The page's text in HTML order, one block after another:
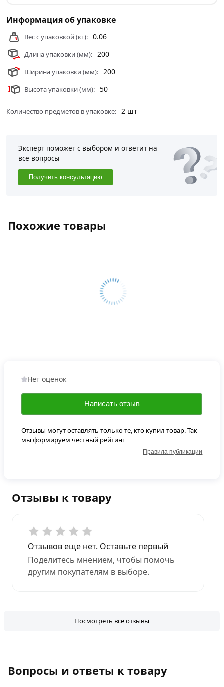
Информация об упаковке
Вес с упаковкой (кг): 0.06
Длина упаковки (мм): 200
Ширина упаковки (мм): 200
Высота упаковки (мм): 50
Количество предметов в упаковке: 2 шт
Эксперт поможет с выбором и ответит на
все вопросы
Получить консультацию
Похожие товары
Отзывы к товару
Отзывов еще нет. Оставьте первый
Поделитесь мнением, чтобы помочь
другим покупателям в выборе.
Посмотреть все отзывы
Нет оценок
Написать отзыв
Отзывы могут оставлять только те, кто купил товар. Так
мы формируем честный рейтинг
Правила публикации
Вопросы и ответы к товару